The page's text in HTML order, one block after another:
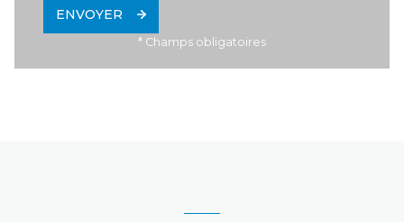
ENVOYER
* Champs obligatoires